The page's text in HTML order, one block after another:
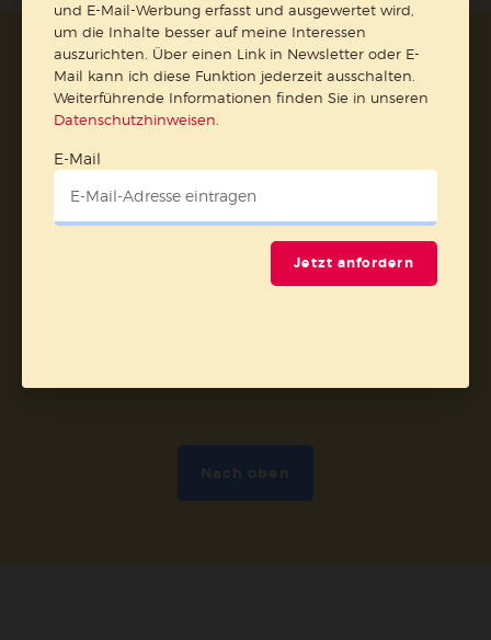
AGB und Widerrufsbelehrung
Datenschutz
Barrierefreiheit
Impressum
Abo online kündigen
und E-Mail-Werbung erfasst und ausgewertet wird,
um die Inhalte besser auf meine Interessen
auszurichten. Über einen Link in Newsletter oder E-
Mail kann ich diese Funktion jederzeit ausschalten.
Weiterführende Informationen finden Sie in unseren
Datenschutzhinweisen
E-Mail
Jetzt anfordern